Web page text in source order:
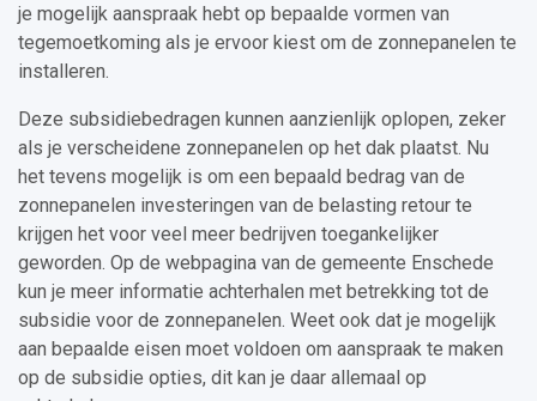
je mogelijk aanspraak hebt op bepaalde vormen van
tegemoetkoming als je ervoor kiest om de zonnepanelen te
installeren.
Deze subsidiebedragen kunnen aanzienlijk oplopen, zeker
als je verscheidene zonnepanelen op het dak plaatst. Nu
het tevens mogelijk is om een bepaald bedrag van de
zonnepanelen investeringen van de belasting retour te
krijgen het voor veel meer bedrijven toegankelijker
geworden. Op de webpagina van de gemeente Enschede
kun je meer informatie achterhalen met betrekking tot de
subsidie voor de zonnepanelen. Weet ook dat je mogelijk
aan bepaalde eisen moet voldoen om aanspraak te maken
op de subsidie opties, dit kan je daar allemaal op